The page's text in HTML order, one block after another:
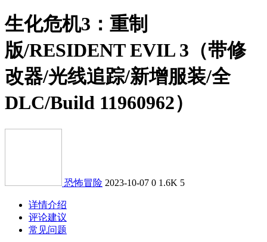
生化危机3：重制
版/RESIDENT EVIL 3（带修
改器/光线追踪/新增服装/全
DLC/Build 11960962）
恐怖冒险 2023-10-07 0 1.6K 5
详情介绍
评论建议
常见问题